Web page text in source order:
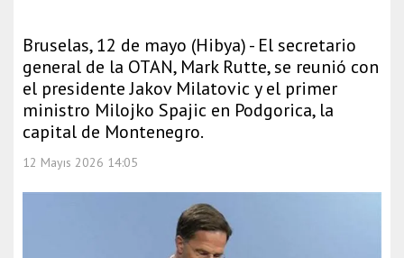
Bruselas, 12 de mayo (Hibya) - El secretario
general de la OTAN, Mark Rutte, se reunió con
el presidente Jakov Milatovic y el primer
ministro Milojko Spajic en Podgorica, la
capital de Montenegro.
12 Mayıs 2026 14:05